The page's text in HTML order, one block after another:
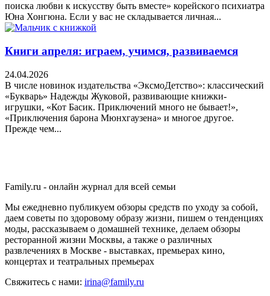
поиска любви к искусству быть вместе» корейского психиатра
Юна Хонгюна. Если у вас не складывается личная...
Книги апреля: играем, учимся, развиваемся
24.04.2026
В числе новинок издательства «ЭксмоДетство»: классический
«Букварь» Надежды Жуковой, развивающие книжки-
игрушки, «Кот Басик. Приключений много не бывает!»,
«Приключения барона Мюнхгаузена» и многое другое.
Прежде чем...
Family.ru - онлайн журнал для всей семьи
Мы ежедневно публикуем обзоры средств по уходу за собой,
даем советы по здоровому образу жизни, пишем о тенденциях
моды, рассказываем о домашней технике, делаем обзоры
ресторанной жизни Москвы, а также о различных
развлечениях в Москве - выставках, премьерах кино,
концертах и театральных премьерах
Свяжитесь с нами: irina@family.ru